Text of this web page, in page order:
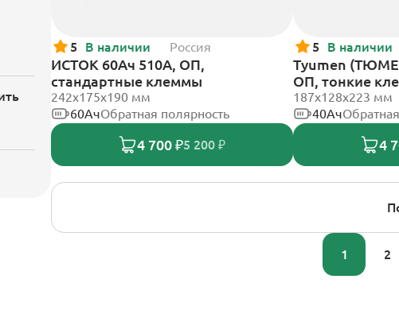
5 В наличии Россия
ИСТОК 60Ач 510А, ОП,
стандартные клеммы
242x175x190 мм
60АчОбратная полярность
4 700 ₽5 200 ₽
5 В наличии
Tyumen
ОП, тонкие
187х128х223 мм
40Ач
4
1 2